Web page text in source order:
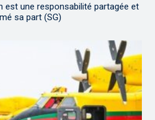
est une responsabilité partagée et
sa part (SG)